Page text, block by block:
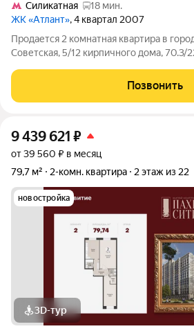
Силикатная
18 мин.
ЖК «Атлант», 4 квартал 2007
Продается 2 комнатная квартира в
Советская, 5/12 кирпичного дома, 70.3/
раздельный санузел, выполнен
застеклена. Хороший район с
Позвонить
9 439 621 ₽
от 39 560 ₽ в месяц
79,7 м²
2-комн. квартира 2 этаж из 22
новостройка
3D-тур